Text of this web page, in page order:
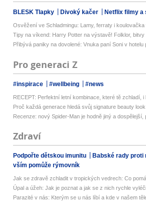
BLESK Tlapky Divoký kačer Netflix filmy a
Osvěžení ve Schladmingu: Lamy, ferraty i koulovačka
Tipy na víkend: Harry Potter na výstavě! Folklor, bitvy
Přibývá paniky na dovolené: Vnuka paní Soni v hotelu
Pro generaci Z
#inspirace #wellbeing #news
RECEPT: Perfektní letní kombinace, které tě zchladí, i
Proč každá generace hledá svůj signature beauty look
Recenze: nový Spider-Man je hodně jiný a dospělejší,
Zdraví
Podpořte dětskou imunitu Babské rady proti
vším pomůže rýmovník
Jak se zdravě zchladit v tropických vedrech: Co
Úpal a úžeh: Jak je poznat a jak se z nich rychle
Parazité v nás: Kterým se u nás líbí a kde v našem